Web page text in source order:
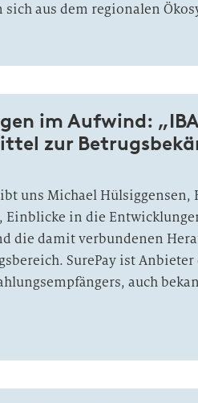
aus dem regionalen
im Aufwind:
zur
uns Michael Hülsiggensen,
Einblicke in die
die damit verbundenen
SurePay ist
auch